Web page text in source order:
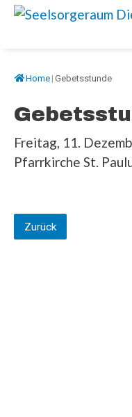
Springe
Home | Gebetsstunde
Freitag, 11.
Pfarrkirche St.
Zurück